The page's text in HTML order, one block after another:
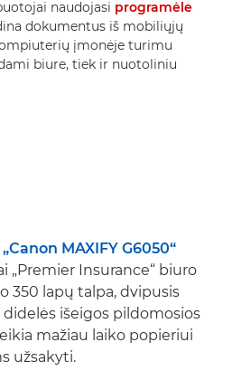
naudojasi programėle
dokumentus iš mobiliųjų
įmonėje turimu
biure, tiek ir nuotoliniu
„Canon MAXIFY G6050“
„Premier Insurance“ biuro
350 lapų talpa, dvipusis
išeigos pildomosios
mažiau laiko popieriui
užsakyti.